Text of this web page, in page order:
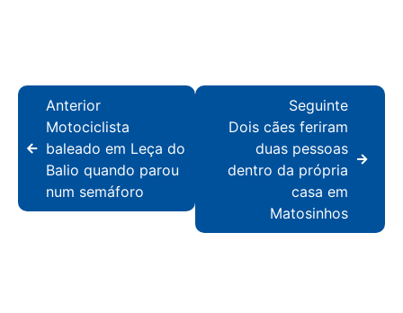
Anterior
Motociclista
baleado em Leça do
Balio quando parou
num semáforo
Seguinte
Dois cães feriram
duas pessoas
dentro da própria
casa em
Matosinhos